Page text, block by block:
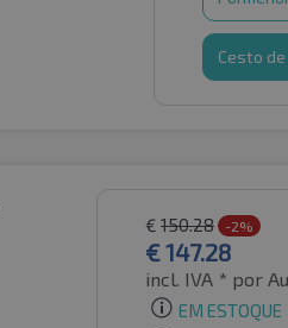
Cesto
€ 150.28 -2%
€147.28
incl. IVA * por
EM ESTOQUE